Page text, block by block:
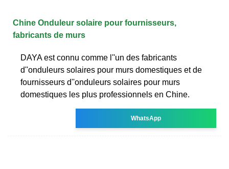
Chine Onduleur solaire pour fournisseurs,
fabricants de murs
DAYA est connu comme l''un des fabricants
d''onduleurs solaires pour murs domestiques et de
fournisseurs d''onduleurs solaires pour murs
domestiques les plus professionnels en Chine.
WhatsApp